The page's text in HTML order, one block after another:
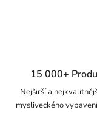
15 000+
Nejširší a
mysliveckého